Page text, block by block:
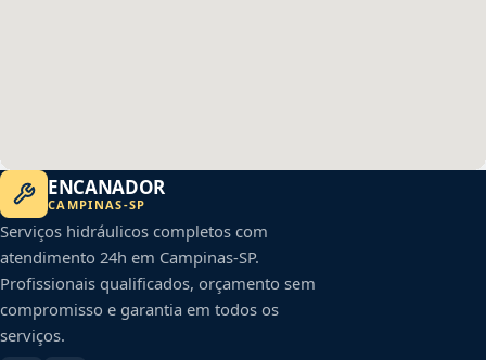
ENCANADOR
CAMPINAS-SP
Serviços hidráulicos completos com
atendimento 24h em Campinas-SP.
Profissionais qualificados, orçamento sem
compromisso e garantia em todos os
serviços.